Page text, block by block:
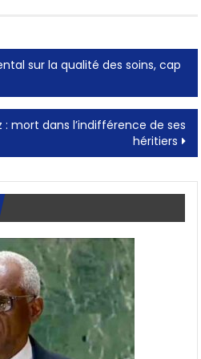
sur la qualité des soins, cap
: mort dans l’indifférence de ses
héritiers